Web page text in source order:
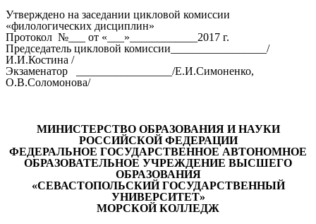
Утверждено на заседании цикловой комиссии
«филологических дисциплин»
Протокол №___ от «___»____________2017 г.
Председатель цикловой комиссии_________________/
И.И.Костина /
Экзаменатор _________________/Е.И.Симоненко,
О.В.Соломонова/
МИНИСТЕРСТВО ОБРАЗОВАНИЯ И НАУКИ
РОССИЙСКОЙ ФЕДЕРАЦИИ
ФЕДЕРАЛЬНОЕ ГОСУДАРСТВЕННОЕ АВТОНОМНОЕ
ОБРАЗОВАТЕЛЬНОЕ УЧРЕЖДЕНИЕ ВЫСШЕГО
ОБРАЗОВАНИЯ
«СЕВАСТОПОЛЬСКИЙ ГОСУДАРСТВЕННЫЙ
УНИВЕРСИТЕТ»
МОРСКОЙ КОЛЛЕДЖ